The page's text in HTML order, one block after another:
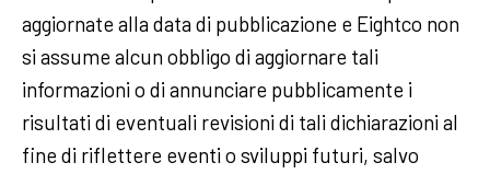
aggiornate alla data di pubblicazione e Eightco non
si assume alcun obbligo di aggiornare tali
informazioni o di annunciare pubblicamente i
risultati di eventuali revisioni di tali dichiarazioni al
fine di riflettere eventi o sviluppi futuri, salvo